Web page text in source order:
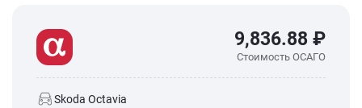
9,836.88 ₽
Стоимость ОСАГО
Skoda Octavia